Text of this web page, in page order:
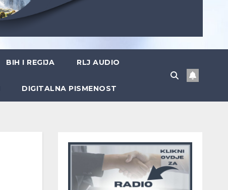
BIH I REGIJA RLJ AUDIO
DIGITALNA PISMENOST